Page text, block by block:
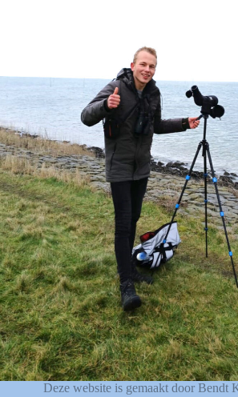
Deze website is gemaakt door Bendt